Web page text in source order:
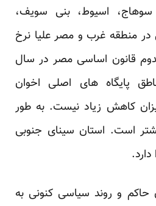
سوهاج، اسیوط، بنی سویف،
منطقه غرب و مصر علیا نرخ
قانون اساسی مصر در سال
مناطق پایگاه های اصلی اخوان
کاهش زیاد نیست. به طور
است. استان سینای جنوبی
حاکم و روند سیاسی کنونی به